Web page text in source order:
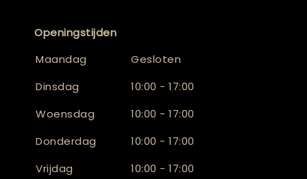
Openingstijden
Maandag
Gesloten
Dinsdag
10:00 - 17:00
Woensdag
10:00 - 17:00
Donderdag
10:00 - 17:00
Vrijdag
10:00 - 17:00